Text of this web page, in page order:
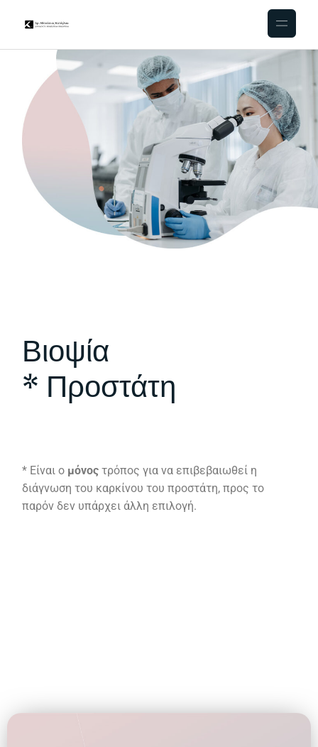
Βιοψία
* Προστάτη
* Είναι ο μόνοςτρόπος για να επιβεβαιωθεί η
διάγνωση του καρκίνου του προστάτη, προς το
παρόν δεν υπάρχει άλλη επιλογή.